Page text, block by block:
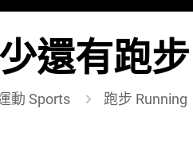
還有跑步
動 Sports 跑步 Running